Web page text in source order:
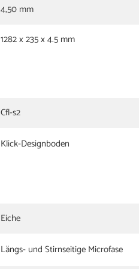
4,50 mm
1282 x 235 x 4.5 mm
Cfl-s2
Klick-Designboden
Eiche
Längs- und Stirnseitige Microfase